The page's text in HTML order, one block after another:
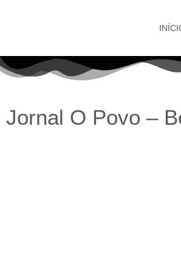
Jornal O Povo –